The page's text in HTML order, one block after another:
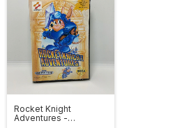
Rocket Knight
Adventures -